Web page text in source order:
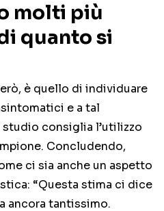
molti più
quanto si
è quello di individuare
e a tal
consiglia l’utilizzo
Concludendo,
ci sia anche un aspetto
“Questa stima ci dice
ancora tantissimo.